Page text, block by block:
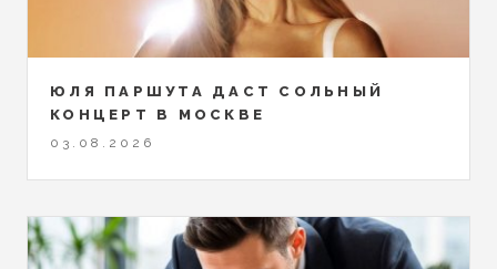
ЮЛЯ ПАРШУТА ДАСТ СОЛЬНЫЙ
КОНЦЕРТ В МОСКВЕ
03.08.2026